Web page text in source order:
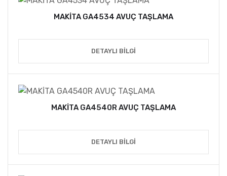
MAKİTA GA4534 AVUÇ TAŞLAMA
DETAYLI BILGI
MAKİTA GA4540R AVUÇ TAŞLAMA
DETAYLI BILGI